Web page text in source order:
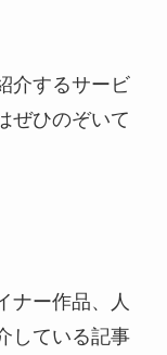
介するサービ
ぜひのぞいて
ナー作品、人
している記事